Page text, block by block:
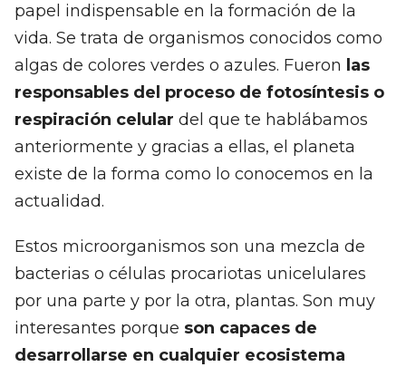
papel indispensable en la formación de la
vida. Se trata de organismos conocidos como
algas de colores verdes o azules. Fueron las
responsables del proceso de fotosíntesis o
respiración celular del que te hablábamos
anteriormente y gracias a ellas, el planeta
existe de la forma como lo conocemos en la
actualidad.
Estos microorganismos son una mezcla de
bacterias o células procariotas unicelulares
por una parte y por la otra, plantas. Son muy
interesantes porque son capaces de
desarrollarse en cualquier ecosistema